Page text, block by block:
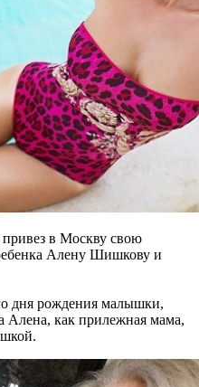
в Москву свою
Алену Шишкову и
дня рождения малышки,
Алена, как прилежная мама,